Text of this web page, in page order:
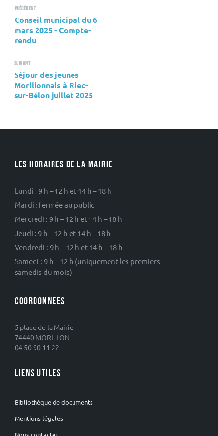
Précédent
Conseil municipal du 6
mars 2025 - Compte-
rendu
Suivant
Séjour des jeunes
Morillonnais à Riec-
sur-Bélon juillet 2025
LES HORAIRES DE LA MAIRIE
Lundi : 9 h – 12 h et 14 h – 18 h
Mardi : fermée au public
Mercredi : 9 h – 12 h et 14 h – 18 h
Jeudi : 9 h – 12 h et 14 h – 18 h
Vendredi : 9 h – 12 h et 14 h – 18 h
Samedi : 9 h – 12 h (uniquement les premiers
samedis du mois)
COORDONNEES
5 place de la Mairie
74440 MORILLON
04 50 90 11 22
LIENS UTILES
Bibliothèque de documents
Mentions légales
Nous contacter